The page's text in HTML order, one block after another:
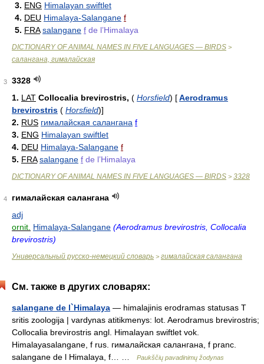
3. ENG Himalayan swiftlet
4. DEU Himalaya-Salangane f
5. FRA salangane f de l’Himalaya
DICTIONARY OF ANIMAL NAMES IN FIVE LANGUAGES — BIRDS >
салангана, гималайская
3
3328
1. LAT Collocalia brevirostris, ( Horsfield) [Aerodramus
brevirostris ( Horsfield)]
2. RUS гималайская салангана f
3. ENG Himalayan swiftlet
4. DEU Himalaya-Salangane f
5. FRA salangane f de l’Himalaya
DICTIONARY OF ANIMAL NAMES IN FIVE LANGUAGES — BIRDS > 3328
4
гималайская салангана
adj
ornit. Himalaya-Salangane (Aerodramus brevirostris, Collocalia
brevirostris)
Универсальный русско-немецкий словарь > гималайская салангана
См. также в других словарях:
salangane de l`Himalaya — himalajinis erodramas statusas T
sritis zoologija | vardynas atitikmenys: lot. Aerodramus brevirostris;
Collocalia brevirostris angl. Himalayan swiftlet vok.
Himalayasalangane, f rus. гималайская салангана, f pranc.
salangane de l Himalaya, f… …
Paukščių pavadinimų žodynas